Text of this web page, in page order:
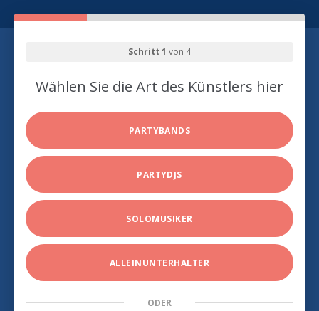
Schritt 1 von 4
Wählen Sie die Art des Künstlers hier
PARTYBANDS
PARTYDJS
SOLOMUSIKER
ALLEINUNTERHALTER
ODER